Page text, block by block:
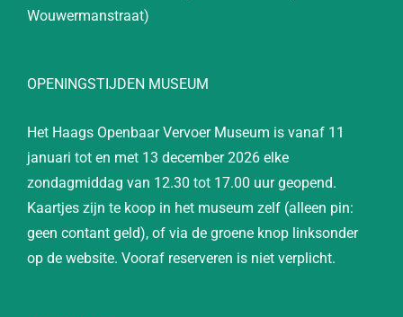
Wouwermanstraat)
OPENINGSTIJDEN MUSEUM
Het Haags Openbaar Vervoer Museum is vanaf 11
januari tot en met 13 december 2026 elke
zondagmiddag van 12.30 tot 17.00 uur geopend.
Kaartjes zijn te koop in het museum zelf (alleen pin:
geen contant geld), of via de groene knop linksonder
op de website. Vooraf reserveren is niet verplicht.